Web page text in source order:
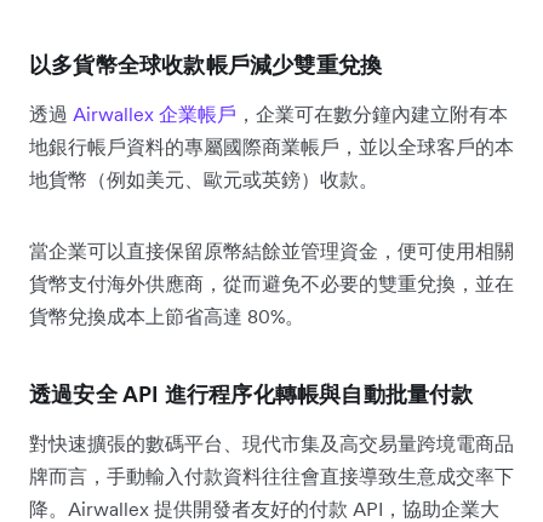
以多貨幣全球收款帳戶減少雙重兌換
透過 Airwallex 企業帳戶 ，企業可在數分鐘內建立附有本
地銀行帳戶資料的專屬國際商業帳戶，並以全球客戶的本
地貨幣（例如美元、歐元或英鎊）收款。
當企業可以直接保留原幣結餘並管理資金，便可使用相關
貨幣支付海外供應商，從而避免不必要的雙重兌換，並在
貨幣兌換成本上節省高達 80%。
透過安全 API 進行程序化轉帳與自動批量付款
對快速擴張的數碼平台、現代市集及高交易量跨境電商品
牌而言，手動輸入付款資料往往會直接導致生意成交率下
降。Airwallex 提供開發者友好的付款 API，協助企業大